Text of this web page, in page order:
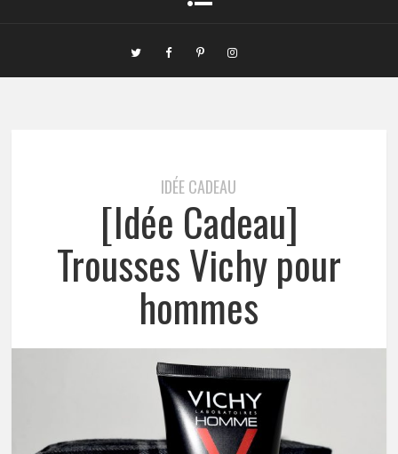
IDÉE CADEAU
[Idée Cadeau]
Trousses Vichy pour
hommes